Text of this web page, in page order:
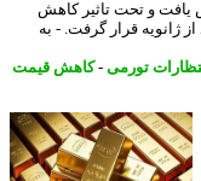
و تحت تاثیر کاهش
قرار گرفت. - به
تورمی-کاهش قیمت